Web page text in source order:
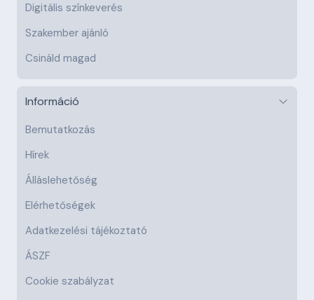
Digitális színkeverés
Szakember ajánló
Csináld magad
Információ
Bemutatkozás
Hírek
Álláslehetőség
Elérhetőségek
Adatkezelési tájékoztató
ÁSZF
Cookie szabályzat